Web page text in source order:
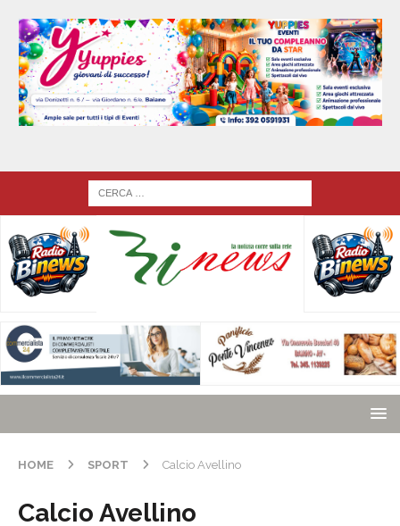
HOME SPORT Calcio Avellino
Calcio Avellino